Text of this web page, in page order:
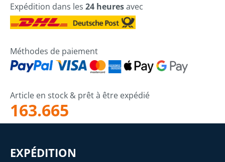
Expédition dans les 24 heuresavec
Méthodes de paiement
Article en stock & prêt à être expédié
163.665
EXPÉDITION